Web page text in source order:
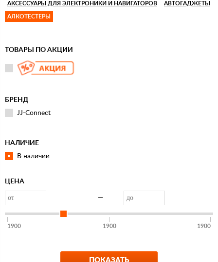
АКСЕССУАРЫ ДЛЯ ЭЛЕКТРОНИКИ И НАВИГАТОРОВ АВТОГАДЖЕТЫ
АЛКОТЕСТЕРЫ
ТОВАРЫ ПО АКЦИИ
БРЕНД
JJ-Connect
НАЛИЧИЕ
В наличии
ЦЕНА
—
1900 1900 1900